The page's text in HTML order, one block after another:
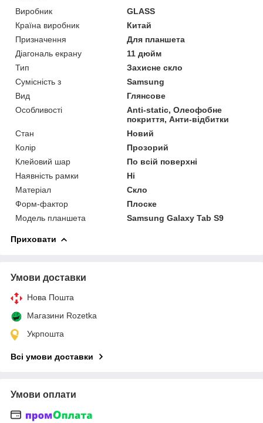
Виробник
GLASS
Країна виробник
Китай
Призначення
Для планшета
Діагональ екрану
11 дюйм
Тип
Захисне скло
Сумісність з
Samsung
Вид
Глянсове
Особливості
Anti-static, Олеофобне
покриття, Анти-відбитки
Стан
Новий
Колір
Прозорий
Клейовий шар
По всій поверхні
Наявність рамки
Ні
Матеріал
Скло
Форм-фактор
Плоске
Модель планшета
Samsung Galaxy Tab S9
Приховати
Умови доставки
Нова Пошта
Магазини Rozetka
Укрпошта
Всі умови доставки
Умови оплати